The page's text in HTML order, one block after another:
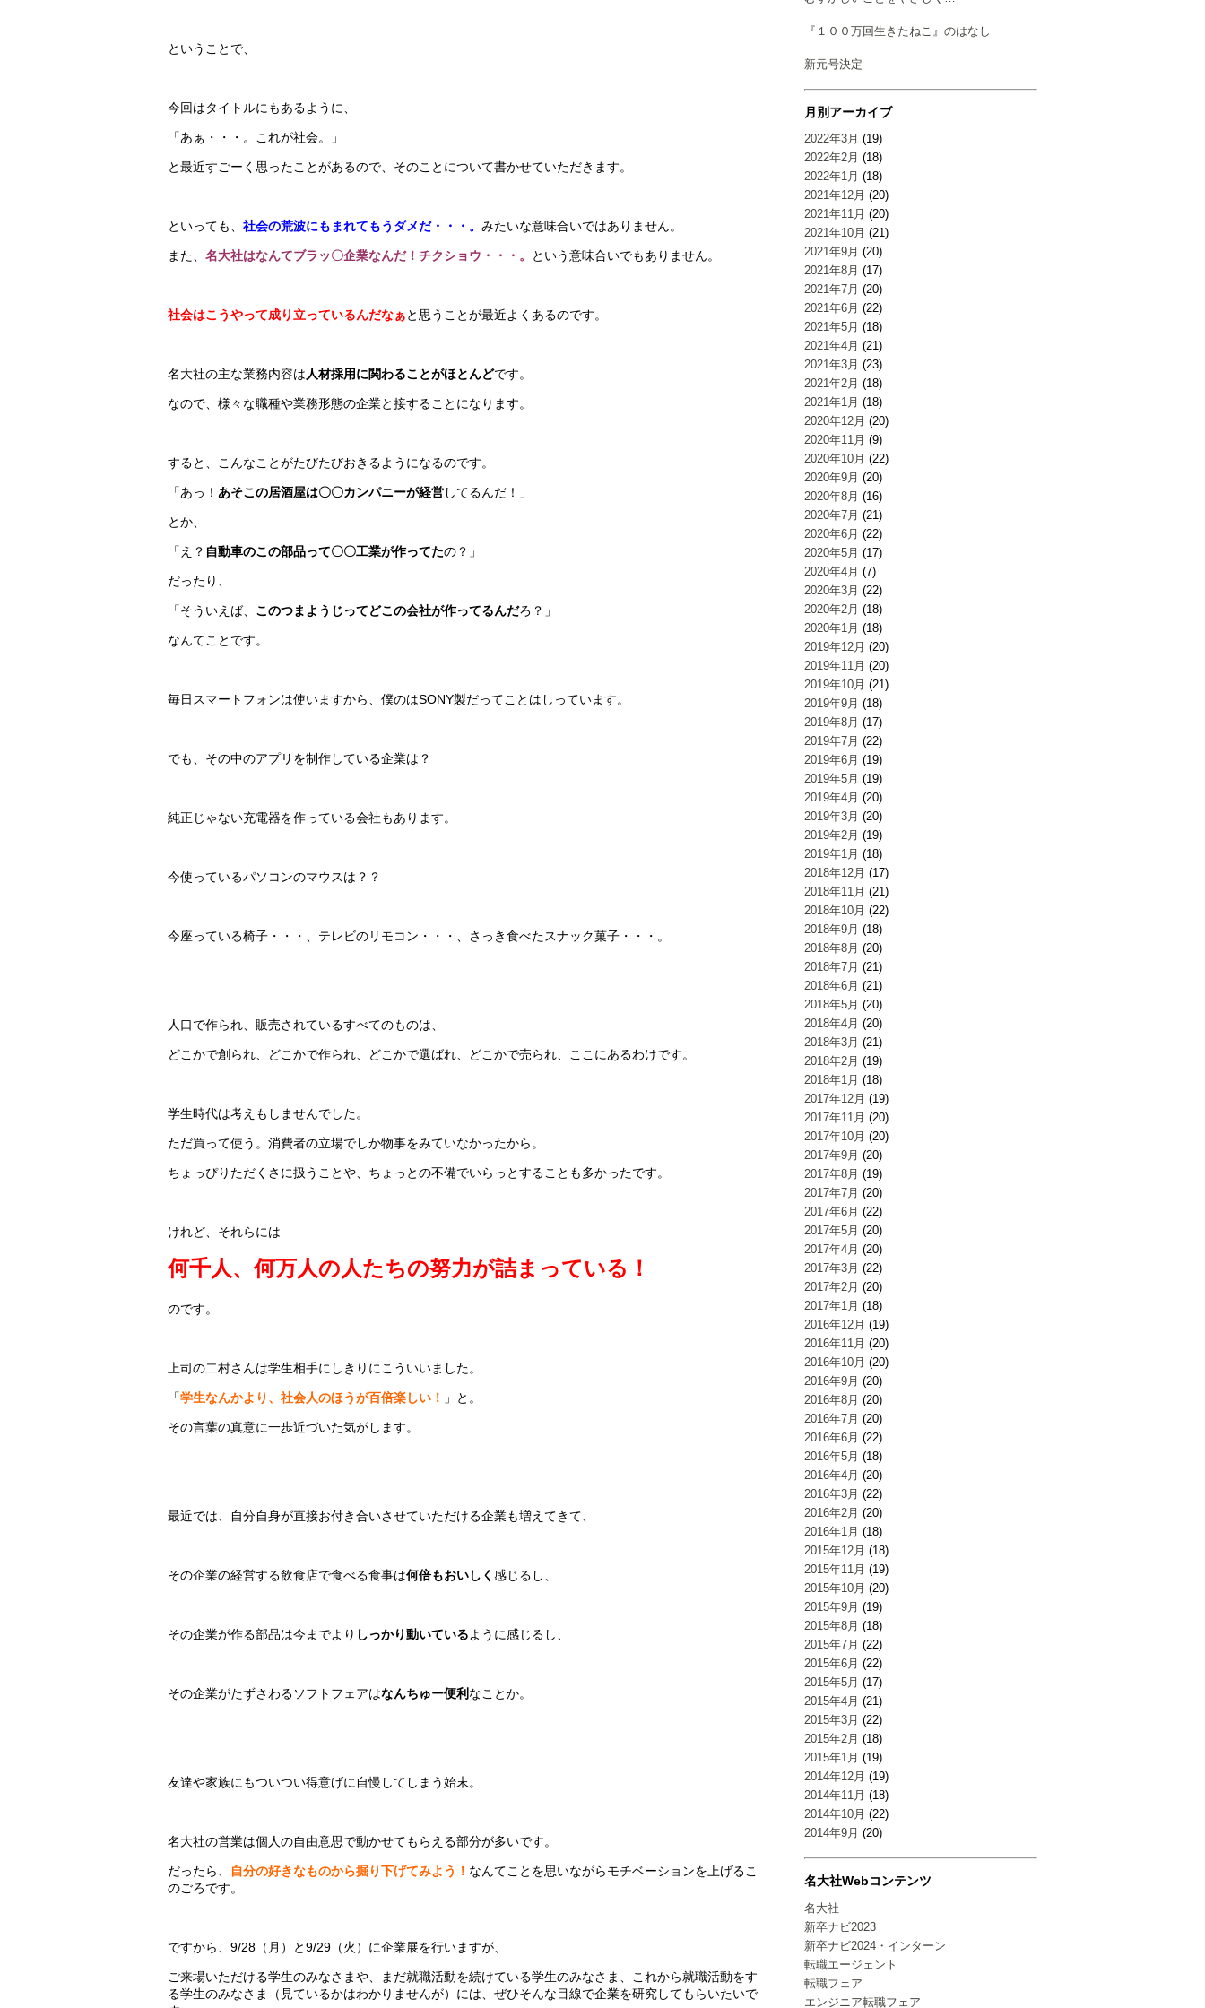
『１００万回生きたねこ』のはなし
新元号決定
月別アーカイブ
2022年3月 (19)
2022年2月 (18)
2022年1月 (18)
2021年12月 (20)
2021年11月 (20)
2021年10月 (21)
2021年9月 (20)
2021年8月 (17)
2021年7月 (20)
2021年6月 (22)
2021年5月 (18)
2021年4月 (21)
2021年3月 (23)
2021年2月 (18)
2021年1月 (18)
2020年12月 (20)
2020年11月 (9)
2020年10月 (22)
2020年9月 (20)
2020年8月 (16)
2020年7月 (21)
2020年6月 (22)
2020年5月 (17)
2020年4月 (7)
2020年3月 (22)
2020年2月 (18)
2020年1月 (18)
2019年12月 (20)
2019年11月 (20)
2019年10月 (21)
2019年9月 (18)
2019年8月 (17)
2019年7月 (22)
2019年6月 (19)
2019年5月 (19)
2019年4月 (20)
2019年3月 (20)
2019年2月 (19)
2019年1月 (18)
2018年12月 (17)
2018年11月 (21)
2018年10月 (22)
2018年9月 (18)
2018年8月 (20)
2018年7月 (21)
2018年6月 (21)
2018年5月 (20)
2018年4月 (20)
2018年3月 (21)
2018年2月 (19)
2018年1月 (18)
2017年12月 (19)
2017年11月 (20)
2017年10月 (20)
2017年9月 (20)
2017年8月 (19)
2017年7月 (20)
2017年6月 (22)
2017年5月 (20)
2017年4月 (20)
2017年3月 (22)
2017年2月 (20)
2017年1月 (18)
2016年12月 (19)
2016年11月 (20)
2016年10月 (20)
2016年9月 (20)
2016年8月 (20)
2016年7月 (20)
2016年6月 (22)
2016年5月 (18)
2016年4月 (20)
2016年3月 (22)
2016年2月 (20)
2016年1月 (18)
2015年12月 (18)
2015年11月 (19)
2015年10月 (20)
2015年9月 (19)
2015年8月 (18)
2015年7月 (22)
2015年6月 (22)
2015年5月 (17)
2015年4月 (21)
2015年3月 (22)
2015年2月 (18)
2015年1月 (19)
2014年12月 (19)
2014年11月 (18)
2014年10月 (22)
2014年9月 (20)
名大社Webコンテンツ
名大社
新卒ナビ2023
新卒ナビ2024・インターン
転職エージェント
転職フェア
エンジニア転職フェア
ということで、
今回はタイトルにもあるように、
「あぁ・・・。これが社会。」
と最近すごーく思ったことがあるので、そのことについて書かせていただきます。
といっても、 社会の荒波にもまれてもうダメだ・・・。 みたいな意味合いではありません。
また、 名大社はなんてブラッ〇企業なんだ！チクショウ・・・。 という意味合いでもありません。
社会はこうやって成り立っているんだなぁと思うことが最近よくあるのです。
名大社の主な業務内容は 人材採用に関わることがほとんどです。
なので、様々な職種や業務形態の企業と接することになります。
すると、こんなことがたびたびおきるようになるのです。
「あっ！ あそこの居酒屋は〇〇カンパニーが経営してるんだ！」
とか、
「え？ 自動車のこの部品って〇〇工業が作ってたの？」
だったり、
「そういえば、 このつまようじってどこの会社が作ってるんだろ？」
なんてことです。
毎日スマートフォンは使いますから、僕のはSONY製だってことはしっています。
でも、その中のアプリを制作している企業は？
純正じゃない充電器を作っている会社もあります。
今使っているパソコンのマウスは？？
今座っている椅子・・・、テレビのリモコン・・・、さっき食べたスナック菓子・・・。
人口で作られ、販売されているすべてのものは、
どこかで創られ、どこかで作られ、どこかで選ばれ、どこかで売られ、ここにあるわけです。
学生時代は考えもしませんでした。
ただ買って使う。消費者の立場でしか物事をみていなかったから。
ちょっぴりただくさに扱うことや、ちょっとの不備でいらっとすることも多かったです。
けれど、それらには
何千人、何万人の人たちの努力が詰まっている！
のです。
上司の二村さんは学生相手にしきりにこういいました。
「学生なんかより、社会人のほうが百倍楽しい！ 」と。
その言葉の真意に一歩近づいた気がします。
最近では、自分自身が直接お付き合いさせていただける企業も増えてきて、
その企業の経営する飲食店で食べる食事は何倍もおいしく 感じるし、
その企業が作る部品は今までより しっかり動いているように感じるし、
その企業がたずさわるソフトフェアはなんちゅー便利 なことか。
友達や家族にもついつい得意げに自慢してしまう始末。
名大社の営業は個人の自由意思で動かせてもらえる部分が多いです。
だったら、 自分の好きなものから掘り下げてみよう！ なんてことを思いながらモチベーションを上げるこ
のごろです。
ですから、9/28（月）と9/29（火）に企業展を行いますが、
ご来場いただける学生のみなさまや、まだ就職活動を続けている学生のみなさま、これから就職活動をす
る学生のみなさま（見ているかはわかりませんが）には、ぜひそんな目線で企業を研究してもらいたいで